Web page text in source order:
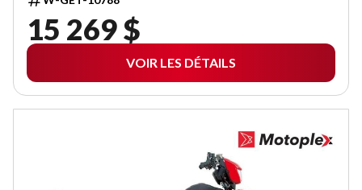
15 269 $
VOIR LES DÉTAILS